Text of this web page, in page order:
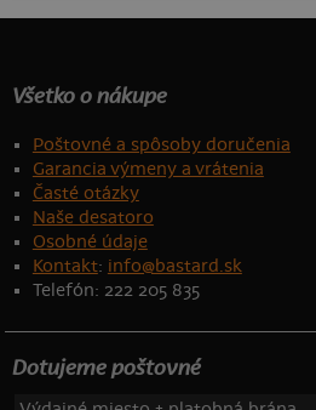
Všetko o nákupe
Poštovné a spôsoby doručenia
Garancia výmeny a vrátenia
Časté otázky
Naše desatoro
Osobné údaje
Kontakt: info@bastard.sk
Telefón: 222 205 835
Dotujeme poštovné